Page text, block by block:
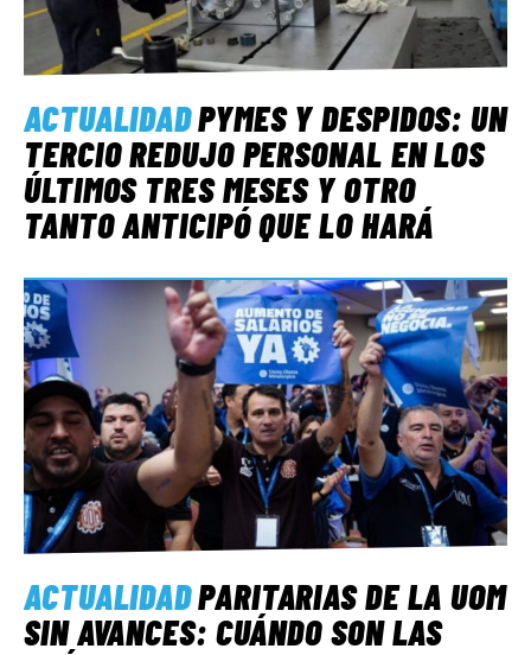
ACTUALIDADPYMES Y DESPIDOS: UN
TERCIO REDUJO PERSONAL EN LOS
ÚLTIMOS TRES MESES Y OTRO
TANTO ANTICIPÓ QUE LO HARÁ
ACTUALIDADPARITARIAS DE LA UOM
SIN AVANCES: CUÁNDO SON LAS